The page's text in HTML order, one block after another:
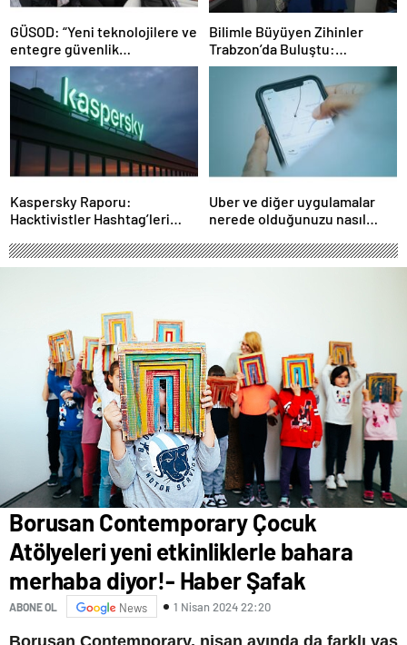
GÜSOD: “Yeni teknolojilere ve
entegre güvenlik
sistemlerine önem artacak”-
Haber Şafak
Bilimle Büyüyen Zihinler
Trabzon’da Buluştu:
STEAMFEST’te Bilim Rüzgârı
Esti!- Haber Şafak
Kaspersky Raporu:
Hacktivistler Hashtag’leri
Kullanıyor, 2025’te
Saldırılarda DDoS Öne
Uber ve diğer uygulamalar
nerede olduğunuzu nasıl
Borusan Contemporary Çocuk
Atölyeleri yeni etkinliklerle bahara
merhaba diyor!- Haber Şafak
ABONE OL News 1 Nisan 2024 22:20